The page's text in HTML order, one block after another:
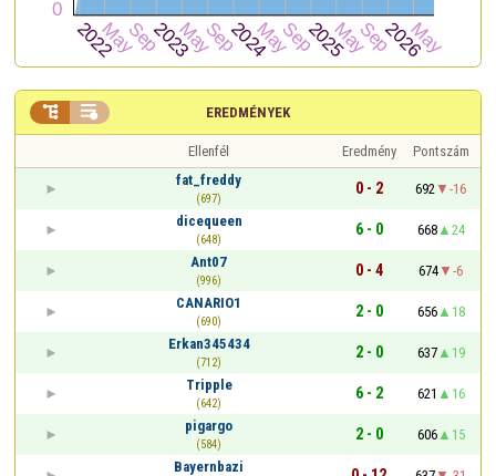
EREDMÉNYEK
 
Ellenfél Eredmény
Pontszám
fat_freddy
(697)
0 - 2 692
-16
dicequeen
(648)
6 - 0 668
24
Ant07
(996)
0 - 4 674
-6
CANARIO1
(690)
2 - 0 656
18
Erkan345434
(712)
2 - 0 637
19
Tripple
(642)
6 - 2 621
16
pigargo
(584)
2 - 0 606
15
Bayernbazi